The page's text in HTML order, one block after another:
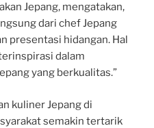
Jepang, mengatakan,
dari chef Jepang
presentasi hidangan. Hal
dalam
yang berkualitas.”
kuliner Jepang di
semakin tertarik